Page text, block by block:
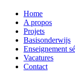
Home
A propos
Projets
Basisonderwijs
Enseignement
Vacatures
Contact